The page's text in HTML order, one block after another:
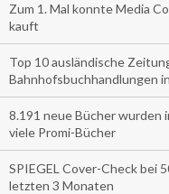
Zum 1. Mal konnte Media
kauft
Top 10 ausländische
Bahnhofsbuchhandlungen
8.191 neue Bücher
viele Promi-Bücher
SPIEGEL Cover-Check bei
letzten 3 Monaten